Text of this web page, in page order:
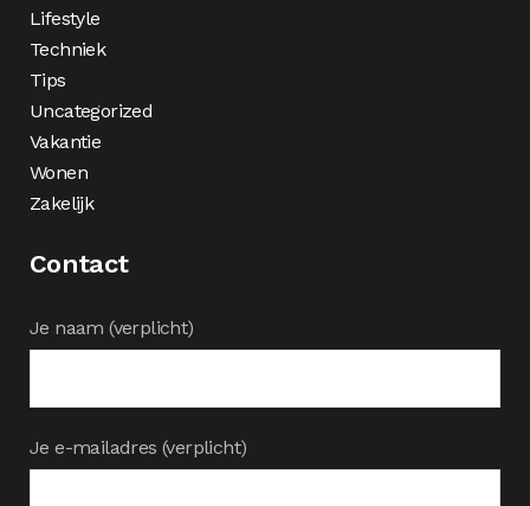
Lifestyle
Techniek
Tips
Uncategorized
Vakantie
Wonen
Zakelijk
Contact
Je naam (verplicht)
Je e-mailadres (verplicht)